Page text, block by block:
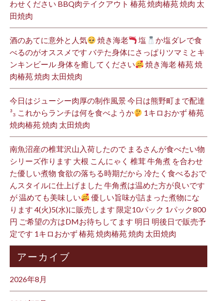
わせください BBQ肉テイクアウト 椿苑 焼肉椿苑 焼肉 太
田焼肉
酒のあてに意外と人気 焼き海老 塩
か塩ダレで食
べるのがオススメです バテた身体にさっぱりツマミとキ
ンキンビール 身体を癒してください
焼き海老 椿苑 焼
肉椿苑 焼肉 太田焼肉
今日はジューシー肉厚の制作風景 今日は熊野町まで配達
³₃ これからランチは何を食べようか
1キロおかず 椿苑
焼肉椿苑 焼肉 太田焼肉
南魚沼産の椎茸沢山入荷したので まるさんが食べたい物
シリーズ作ります 大根 こんにゃく 椎茸 牛角煮 を合わせ
た優しい煮物 食欲の落ちる時期だから 冷たく食べるおで
んスタイルに仕上げました 牛角煮は温めた方が良いです
が 温めても美味しい
優しい旨味が詰まった煮物にな
ります 4(火)5(水)に販売します 限定10パック 1パック800
円 ご希望の方はDMお待ちしてます 明日 明後日で販売予
定です 1キロおかず 椿苑 焼肉椿苑 焼肉 太田焼肉
アーカイブ
2026年8月